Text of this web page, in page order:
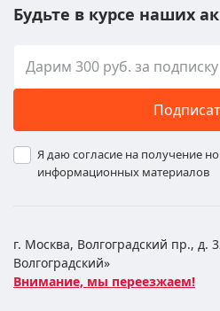
Будьте в курсе наших
Я даю согласие на получение
информационных материалов
г. Москва, Волгоградский пр., д.
Волгоградский»
Внимание, мы переезжаем!